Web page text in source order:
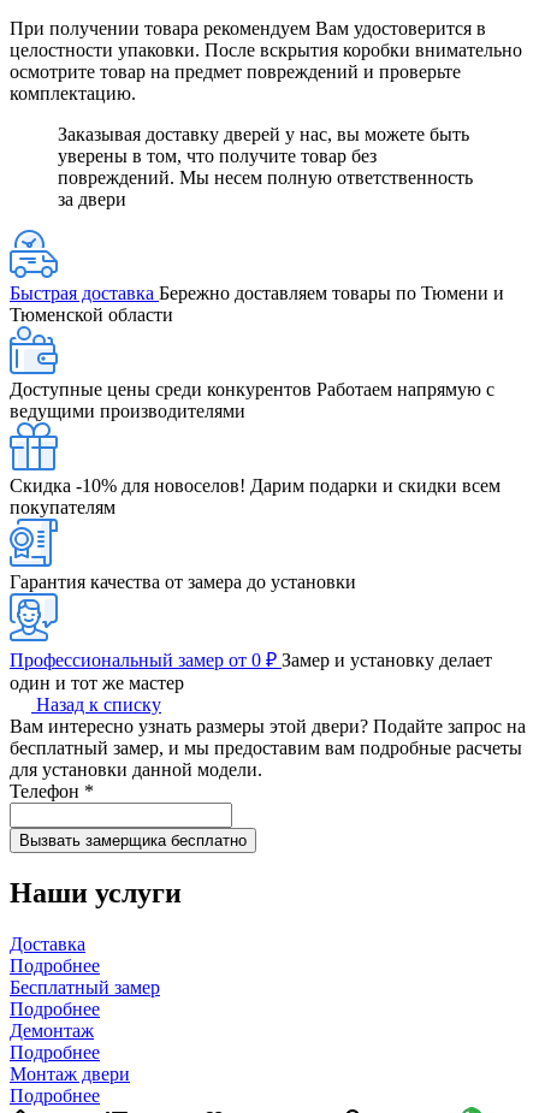
При получении товара рекомендуем Вам удостоверится в
целостности упаковки. После вскрытия коробки внимательно
осмотрите товар на предмет повреждений и проверьте
комплектацию.
Заказывая доставку дверей у нас, вы можете быть
уверены в том, что получите товар без
повреждений. Мы несем полную ответственность
за двери
Быстрая доставка Бережно доставляем товары по Тюмени и
Тюменской области
Доступные цены среди конкурентов Работаем напрямую с
ведущими производителями
Скидка -10% для новоселов! Дарим подарки и скидки всем
покупателям
Гарантия качества от замера до установки
Профессиональный замер от 0 ₽ Замер и установку делает
один и тот же мастер
Назад к списку
Вам интересно узнать размеры этой двери? Подайте запрос на
бесплатный замер, и мы предоставим вам подробные расчеты
для установки данной модели.
Телефон *
Наши услуги
Доставка
Подробнее
Бесплатный замер
Подробнее
Демонтаж
Подробнее
Монтаж двери
Подробнее